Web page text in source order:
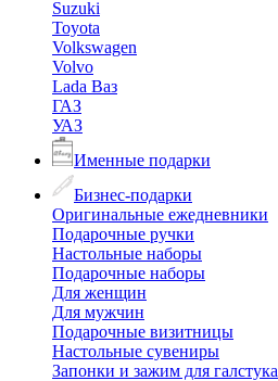
Suzuki
Toyota
Volkswagen
Volvo
Lada Ваз
ГАЗ
УАЗ
Именные подарки
Бизнес-подарки
Оригинальные ежедневники
Подарочные ручки
Настольные наборы
Подарочные наборы
Для женщин
Для мужчин
Подарочные визитницы
Настольные сувениры
Запонки и зажим для галстука